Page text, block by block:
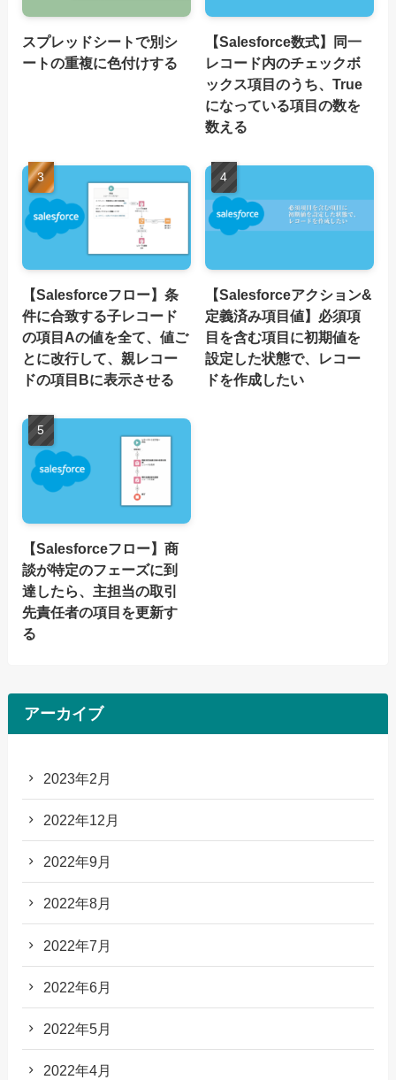
スプレッドシートで別シ
ートの重複に色付けする
【Salesforce数式】同一
レコード内のチェックボ
ックス項目のうち、True
になっている項目の数を
数える
【Salesforceフロー】条
件に合致する子レコード
の項目Aの値を全て、値ご
とに改行して、親レコー
ドの項目Bに表示させる
【Salesforceアクション&
定義済み項目値】必須項
目を含む項目に初期値を
設定した状態で、レコー
ドを作成したい
【Salesforceフロー】商
談が特定のフェーズに到
達したら、主担当の取引
先責任者の項目を更新す
る
アーカイブ
2023年2月
2022年12月
2022年9月
2022年8月
2022年7月
2022年6月
2022年5月
2022年4月